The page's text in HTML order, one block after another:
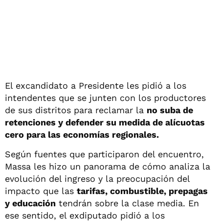
El excandidato a Presidente les pidió a los
intendentes que se junten con los productores
de sus distritos para reclamar la no suba de
retenciones y defender su medida de alícuotas
cero para las economías regionales.
Según fuentes que participaron del encuentro,
Massa les hizo un panorama de cómo analiza la
evolución del ingreso y la preocupación del
impacto que las tarifas, combustible, prepagas
y educación tendrán sobre la clase media. En
ese sentido, el exdiputado pidió a los